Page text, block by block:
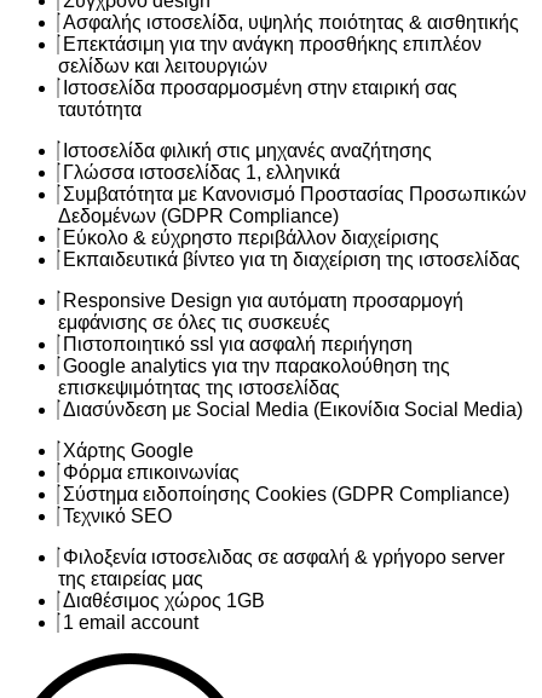
Ασφαλής ιστοσελίδα, υψηλής ποιότητας & αισθητικής
Επεκτάσιμη για την ανάγκη προσθήκης επιπλέον
σελίδων και λειτουργιών
Ιστοσελίδα προσαρμοσμένη στην εταιρική σας
ταυτότητα
Ιστοσελίδα φιλική στις μηχανές αναζήτησης
Γλώσσα ιστοσελίδας 1, ελληνικά
Συμβατότητα με Κανονισμό Προστασίας Προσωπικών
Δεδομένων (GDPR Compliance)
Εύκολο & εύχρηστο περιβάλλον διαχείρισης
Εκπαιδευτικά βίντεο για τη διαχείριση της ιστοσελίδας
Responsive Design για αυτόματη προσαρμογή
εμφάνισης σε όλες τις συσκευές
Πιστοποιητικό ssl για ασφαλή περιήγηση
Google analytics για την παρακολούθηση της
επισκεψιμότητας της ιστοσελίδας
Διασύνδεση με Social Media (Εικονίδια Social Media)
Χάρτης Google
Φόρμα επικοινωνίας
Σύστημα ειδοποίησης Cookies (GDPR Compliance)
Τεχνικό SEO
Φιλοξενία ιστοσελιδας σε ασφαλή & γρήγορο server
της εταιρείας μας
Διαθέσιμος χώρος 1GB
1 email account